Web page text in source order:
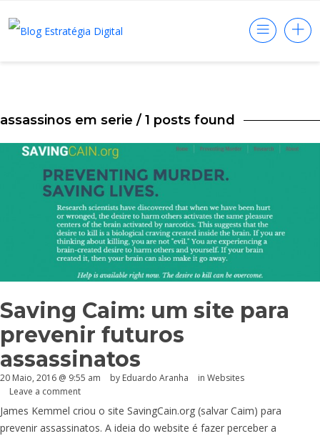
assassinos em serie / 1 posts found
Saving Caim: um site para
prevenir futuros
assassinatos
20 Maio, 2016 @ 9:55 am by Eduardo Aranha in Websites
Leave a comment
James Kemmel criou o site SavingCain.org (salvar Caim) para
prevenir assassinatos. A ideia do website é fazer perceber a